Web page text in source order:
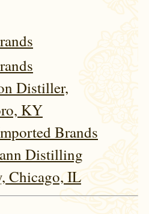
Distiller,
KY
Brands
Distilling
Chicago, IL